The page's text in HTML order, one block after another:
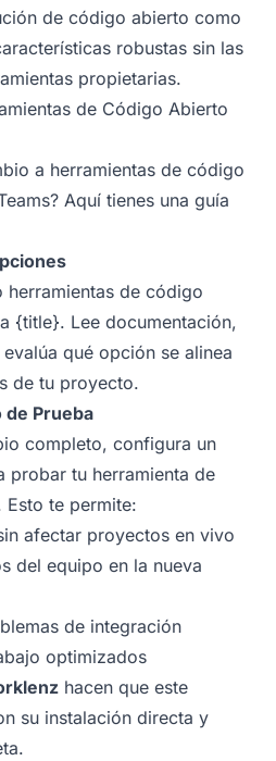
de código abierto como
robustas sin las
propietarias.
de Código Abierto
a herramientas de código
Aquí tienes una guía
herramientas de código
{title}. Lee documentación,
qué opción se alinea
de tu proyecto.
Prueba
completo, configura un
probar tu herramienta de
te permite:
afectar proyectos en vivo
del equipo en la nueva
de integración
optimizados
hacen que este
su instalación directa y